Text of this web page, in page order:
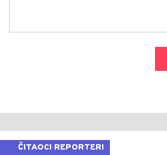
ČITAOCI REPORTERI